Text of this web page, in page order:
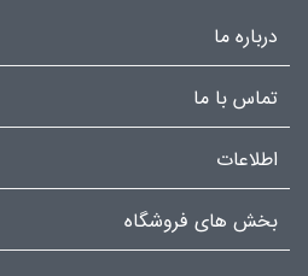
درباره ما
تماس با ما
اطلاعات
بخش های فروشگاه